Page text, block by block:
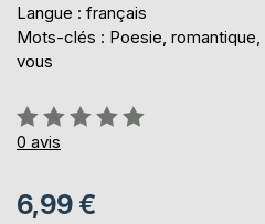
Langue : français
Mots-clés : Poesie,
vous
Évaluation:
0%
0 avis
6,99 €